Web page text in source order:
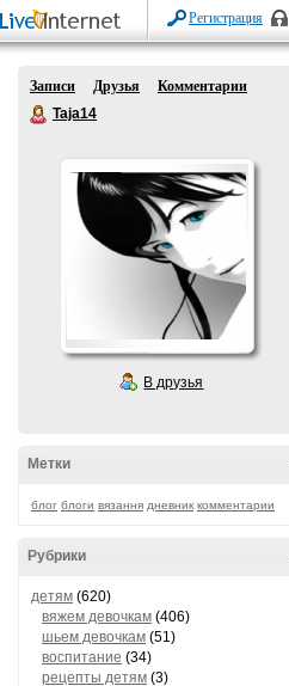
Регистрация
Записи Друзья
Комментарии
Taja14
В друзья
Метки
блог блоги вязання дневник комментарии
Рубрики
детям (620)
вяжем девочкам (406)
шьем девочкам (51)
воспитание (34)
рецепты детям (3)